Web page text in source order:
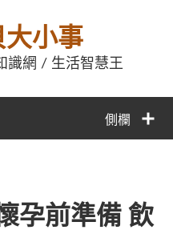
大小事
識網 / 生活智慧王
側欄
孕前準備 飲